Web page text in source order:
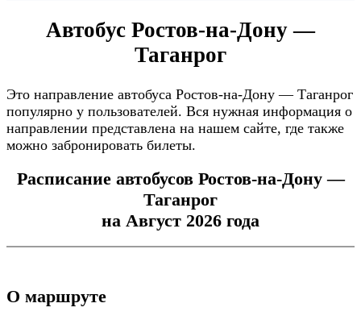
Автобус Ростов-на-Дону —
Таганрог
Это направление автобуса Ростов-на-Дону — Таганрог
популярно у пользователей. Вся нужная информация о
направлении представлена на нашем сайте, где также
можно забронировать билеты.
Расписание автобусов Ростов-на-Дону —
Таганрог
на Август 2026 года
О маршруте